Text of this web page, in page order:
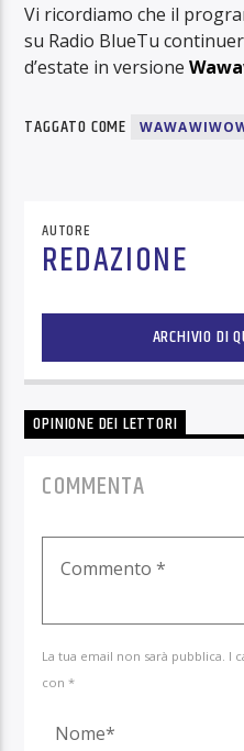
Vi ricordiamo che il
su Radio BlueTu
d’estate in versione
TAGGATO COME
AUTORE
REDAZIONE
ARCHIVIO DI
OPINIONE DEI LETTORI
COMMENTA
La tua email non sarà pubblica. I
con *